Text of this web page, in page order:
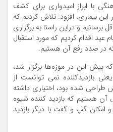
با ابراز امیدواری برای کشف
بیماری، افزود: تلاش کردیم که
و دراین راستا به برگزاری
در ایام عید اقدام کردیم که مورد استقبال
در صدد رفع آن هستیم.
پیش این در موزه‌ها برگزار شد،
بازدیدکننده نمی توانست از
طراحی شده بود، اختیاری داشته
آن هستیم که بازدید کننده شیوه
گپ و گفت با دیگر بازدید